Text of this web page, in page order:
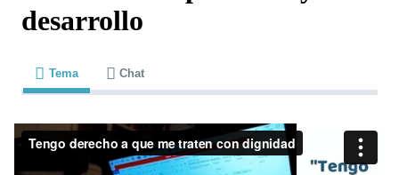
desarrollo
Tema Chat